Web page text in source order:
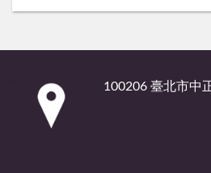
100206 臺北市中